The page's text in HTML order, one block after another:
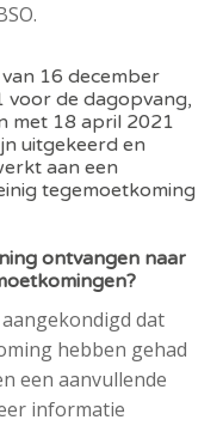
16 december
de dagopvang,
met 18 april 2021
uitgekeerd en
aan een
tegemoetkoming
ontvangen naar
dat
hebben gehad
een aanvullende
informatie